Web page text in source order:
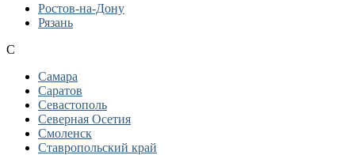
Ростов-на-Дону
Рязань
С
Самара
Саратов
Севастополь
Северная Осетия
Смоленск
Ставропольский край